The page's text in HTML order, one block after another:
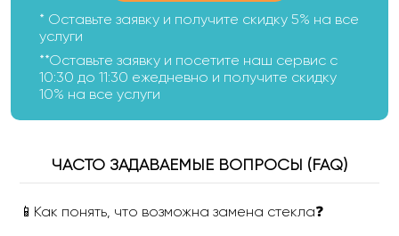
* Оставьте заявку и получите скидку 5% на все
услуги
**Оставьте заявку и посетите наш сервис с
10:30 до 11:30 ежедневно и получите скидку
10% на все услуги
ЧАСТО ЗАДАВАЕМЫЕ ВОПРОСЫ (FAQ)
📱Как понять, что возможна замена стекла❓